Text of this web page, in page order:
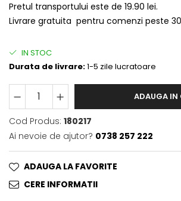
Pretul transportului este de 19.90 lei.
Livrare gratuita pentru comenzi peste
IN STOC
Durata de livrare:1-5 zile lucratoare
ADAUGA IN
Cod Produs: 180217
Ai nevoie de ajutor? 0738 257 222
ADAUGA LA FAVORITE
CERE INFORMATII